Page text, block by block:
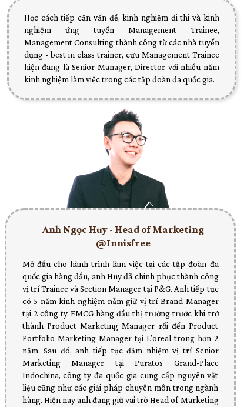
Mở đầu cho hành trình làm việc tại các tập đoàn đa
quốc gia hàng đầu, anh Huy đã chinh phục thành công
vị trí Trainee và Section Manager tại P&G. Anh tiếp tục
có 5 năm kinh nghiệm nắm giữ vị trí Brand Manager
tại 2 công ty FMCG hàng đầu thị trường trước khi trở
thành Product Marketing Manager rồi đến Product
Portfolio Marketing Manager tại L’oreal trong hơn 2
năm. Sau đó, anh tiếp tục đảm nhiệm vị trí Senior
Marketing Manager tại Puratos Grand-Place
Indochina, công ty đa quốc gia cung cấp nguyên vật
liệu cũng như các giải pháp chuyên môn trong ngành
hàng. Hiện nay anh đang giữ vai trò Head of Marketing
Anh Ngọc Huy - Head of Marketing
@Innisfree
Học cách tiếp cận vấn đề, kinh nghiệm đi thi và kinh
nghiệm ứng tuyển Management Trainee,
Management Consulting thành công từ các nhà tuyển
dụng - best in class trainer, cựu Management Trainee
hiện đang là Senior Manager, Director với nhiều năm
kinh nghiệm làm việc trong các tập đoàn đa quốc gia.